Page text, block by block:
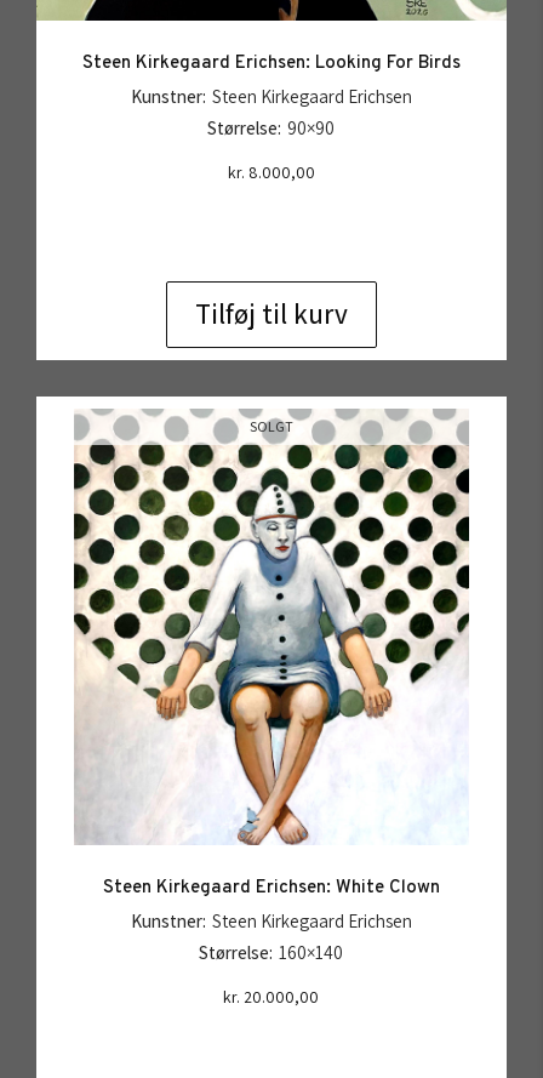
Steen Kirkegaard Erichsen: Looking For Birds
Kunstner: Steen Kirkegaard Erichsen
Størrelse: 90×90
kr. 8.000,00
Tilføj til kurv
Steen Kirkegaard Erichsen: White Clown
Kunstner: Steen Kirkegaard Erichsen
Størrelse: 160×140
kr. 20.000,00
SOLGT